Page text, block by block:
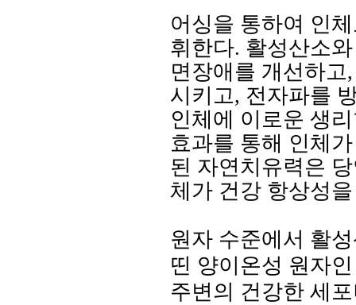
어싱을 통하여 인
휘한다. 활성산소
면장애를 개선하고
시키고, 전자파를
인체에 이로운 생
효과를 통해 인체
된 자연치유력은
체가 건강 항상성
원자 수준에서 활
띤 양이온성 원자
주변의 건강한 세